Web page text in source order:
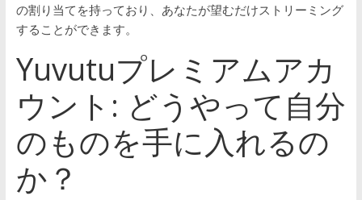
の割り当てを持っており、あなたが望むだけストリーミング
することができます。
Yuvutuプレミアムアカ
ウント: どうやって自分
のものを手に入れるの
か？